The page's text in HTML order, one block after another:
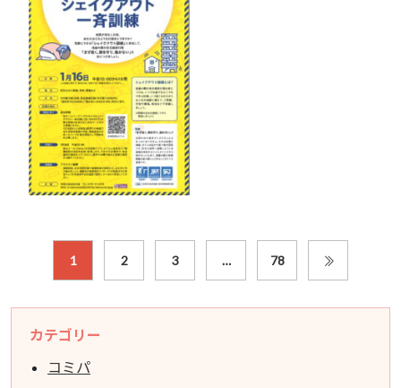
1 2 3 … 78
カテゴリー
コミパ